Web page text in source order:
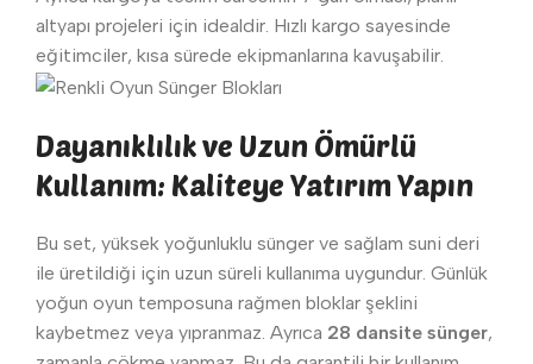
altyapı projeleri için idealdir. Hızlı kargo sayesinde
eğitimciler, kısa sürede ekipmanlarına kavuşabilir.
Dayanıklılık ve Uzun Ömürlü
Kullanım: Kaliteye Yatırım Yapın
Bu set, yüksek yoğunluklu sünger ve sağlam suni deri
ile üretildiği için uzun süreli kullanıma uygundur. Günlük
yoğun oyun temposuna rağmen bloklar şeklini
kaybetmez veya yıpranmaz. Ayrıca 28 dansite sünger,